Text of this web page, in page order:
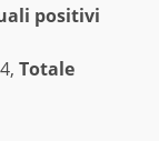
positivi
Totale